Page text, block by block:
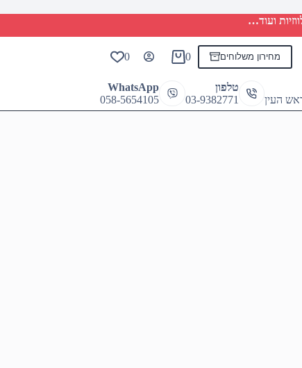
ועוד…
מחירון משלוחים
Shopping
0
0
טלפון
03-9382771
WhatsApp
058-5654105